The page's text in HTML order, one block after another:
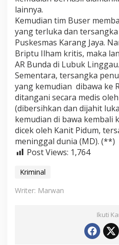
lainnya.
Kemudian tim Buser
yang terluka dan
Puskesmas Karang Jaya.
Briptu Ilham kritis, maka
AR Bunda di Lubuk Linggau.
Sementara, tersangka
yang kemudian dibawa ke
ditangani secara medis
(dibersihkan dan dijahit
kemudian di bawa kembali
dicek oleh Kanit Pidum,
meninggal dunia (MD). (**)
Post Views: 1,764
Kriminal
Writer: Marwan
Ikuti